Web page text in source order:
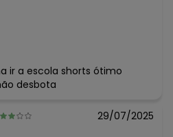
ir a escola shorts ótimo
desbota
29/07/2025